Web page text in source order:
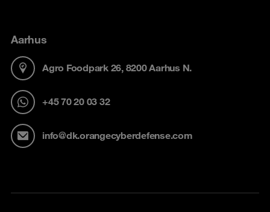
Aarhus
Agro Foodpark 26, 8200 Aarhus N.
+45 70 20 03 32
info@dk.orangecyberdefense.com